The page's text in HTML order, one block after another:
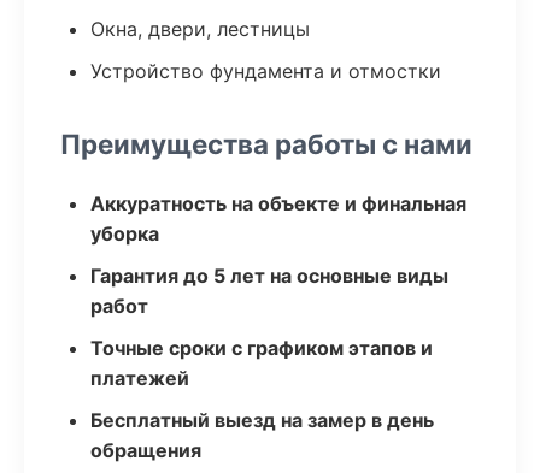
Окна, двери, лестницы
Устройство фундамента и отмостки
Преимущества работы с нами
Аккуратность на объекте и финальная
уборка
Гарантия до 5 лет на основные виды
работ
Точные сроки с графиком этапов и
платежей
Бесплатный выезд на замер в день
обращения